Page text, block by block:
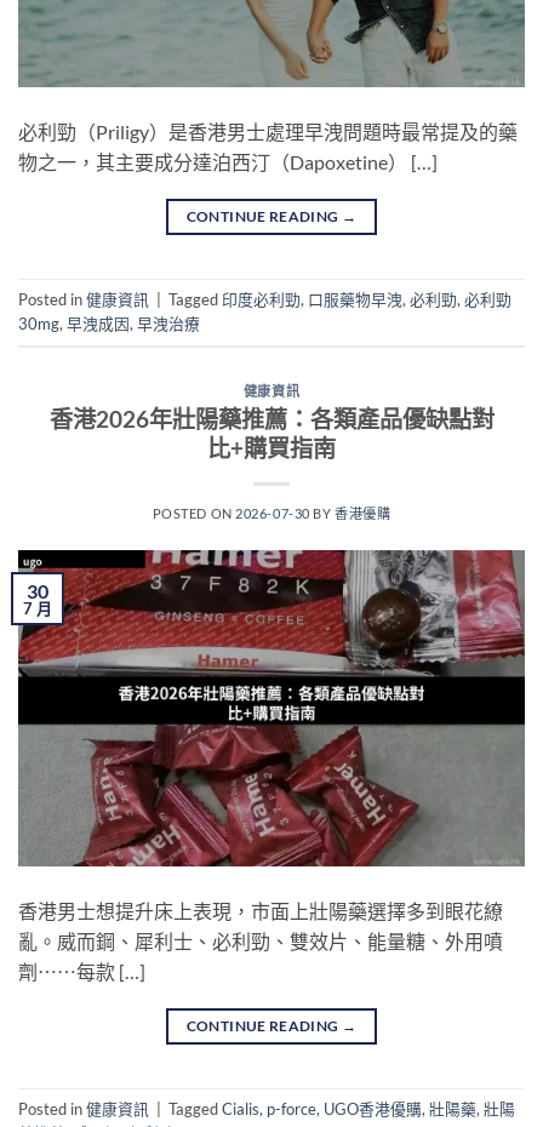
必利勁（Priligy）是香港男士處理早洩問題時最常提及的藥
物之一，其主要成分達泊西汀（Dapoxetine） […]
CONTINUE READING →
Posted in健康資訊 Tagged印度必利勁, 口服藥物早洩,必利勁,必利勁
30mg,早洩成因,早洩治療
健康資訊
香港2026年壯陽藥推薦：各類產品優缺點對
比+購買指南
POSTED ON 2026-07-30 BY香港優購
30
7 月
香港男士想提升床上表現，市面上壯陽藥選擇多到眼花繚
亂。威而鋼、犀利士、必利勁、雙效片、能量糖、外用噴
劑⋯⋯每款 […]
CONTINUE READING →
Posted in健康資訊 TaggedCialis, p-force, UGO香港優購, 壯陽藥, 壯陽